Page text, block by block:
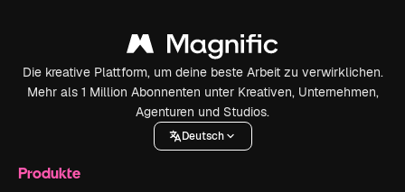
Die kreative Plattform, um deine beste Arbeit zu verwirklichen.
Mehr als 1 Million Abonnenten unter Kreativen, Unternehmen,
Agenturen und Studios.
Deutsch
Produkte